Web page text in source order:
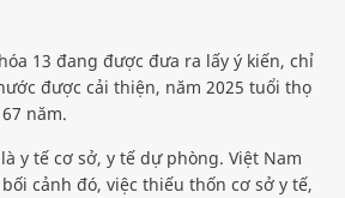
13 đang được đưa ra lấy ý kiến, chỉ
được cải thiện, năm 2025 tuổi thọ
năm.
y tế cơ sở, y tế dự phòng. Việt Nam
cảnh đó, việc thiếu thốn cơ sở y tế,